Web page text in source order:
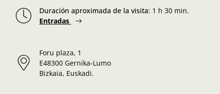
Duración aproximada de la visita: 1 h 30 min.
Entradas
Foru plaza, 1
E48300 Gernika-Lumo
Bizkaia, Euskadi.